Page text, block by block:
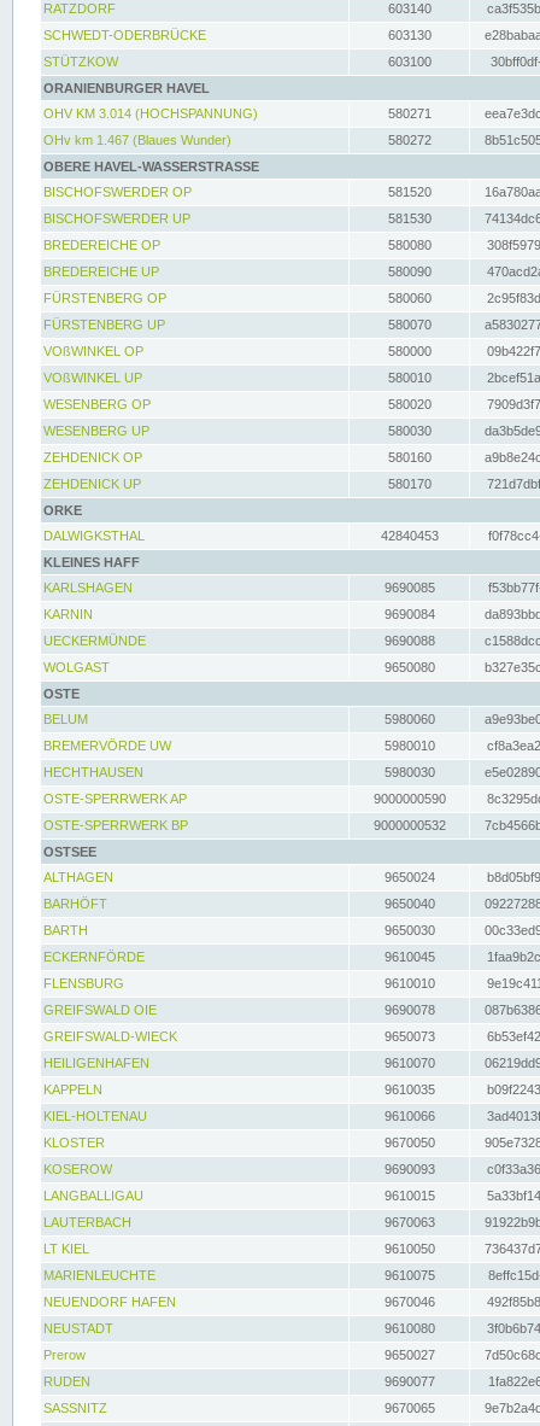
RATZDORF
603140
SCHWEDT-ODERBRÜCKE
603130
STÜTZKOW
603100
ORANIENBURGER HAVEL
OHV KM 3.014 (HOCHSPANNUNG)
580271
OHv km 1.467 (Blaues Wunder)
580272
OBERE HAVEL-WASSERSTRASSE
BISCHOFSWERDER OP
581520
BISCHOFSWERDER UP
581530
BREDEREICHE OP
580080
BREDEREICHE UP
580090
FÜRSTENBERG OP
580060
FÜRSTENBERG UP
580070
VOßWINKEL OP
580000
VOßWINKEL UP
580010
WESENBERG OP
580020
WESENBERG UP
580030
ZEHDENICK OP
580160
ZEHDENICK UP
580170
ORKE
DALWIGKSTHAL
42840453
KLEINES HAFF
KARLSHAGEN
9690085
KARNIN
9690084
UECKERMÜNDE
9690088
WOLGAST
9650080
OSTE
BELUM
5980060
BREMERVÖRDE UW
5980010
HECHTHAUSEN
5980030
OSTE-SPERRWERK AP
9000000590
OSTE-SPERRWERK BP
9000000532
OSTSEE
ALTHAGEN
9650024
BARHÖFT
9650040
BARTH
9650030
ECKERNFÖRDE
9610045
FLENSBURG
9610010
GREIFSWALD OIE
9690078
GREIFSWALD-WIECK
9650073
HEILIGENHAFEN
9610070
KAPPELN
9610035
KIEL-HOLTENAU
9610066
KLOSTER
9670050
KOSEROW
9690093
LANGBALLIGAU
9610015
LAUTERBACH
9670063
LT KIEL
9610050
MARIENLEUCHTE
9610075
NEUENDORF HAFEN
9670046
NEUSTADT
9610080
Prerow
9650027
RUDEN
9690077
SASSNITZ
9670065